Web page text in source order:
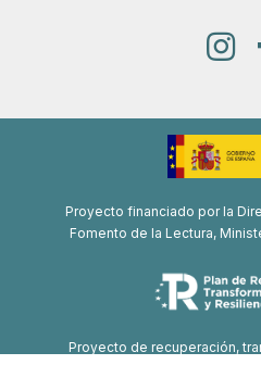
Proyecto financiado por la
Fomento de la Lectura,
Proyecto de recuperación,